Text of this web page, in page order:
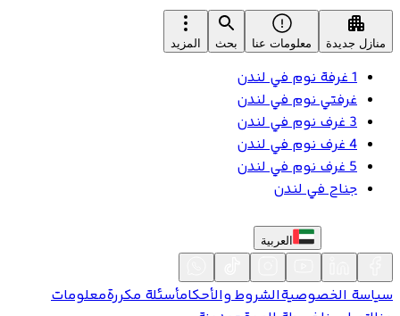
منازل جديدة معلومات عنا بحث المزيد
1 غرفة نوم في لندن
غرفتي نوم في لندن
3 غرف نوم في لندن
4 غرف نوم في لندن
5 غرف نوم في لندن
جناح في لندن
العربية
سياسة الخصوصيةالشروط والأحكامأسئلة مكررةمعلومات